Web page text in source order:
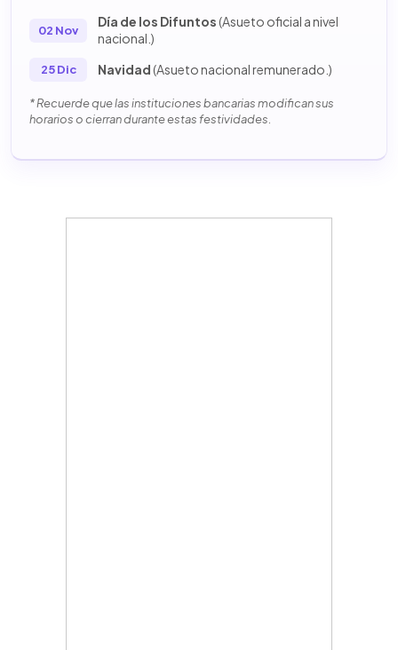
02 Nov
Día de los Difuntos(Asueto oficial a nivel
nacional.)
25 Dic Navidad(Asueto nacional remunerado.)
* Recuerde que las instituciones bancarias modifican sus
horarios o cierran durante estas festividades.